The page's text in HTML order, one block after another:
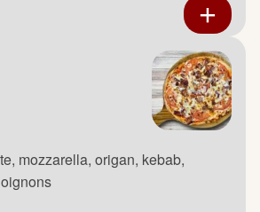
mozzarella, origan, kebab,